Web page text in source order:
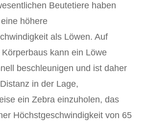
Beutetiere haben
höhere
als Löwen. Auf
kann ein Löwe
beschleunigen und ist daher
in der Lage,
ein Zebra einzuholen, das
Höchstgeschwindigkeit von 65